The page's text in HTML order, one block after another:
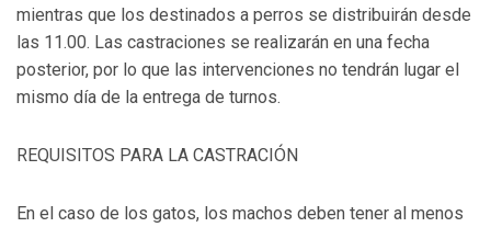
mientras que los destinados a perros se distribuirán desde
las 11.00. Las castraciones se realizarán en una fecha
posterior, por lo que las intervenciones no tendrán lugar el
mismo día de la entrega de turnos.
REQUISITOS PARA LA CASTRACIÓN
En el caso de los gatos, los machos deben tener al menos